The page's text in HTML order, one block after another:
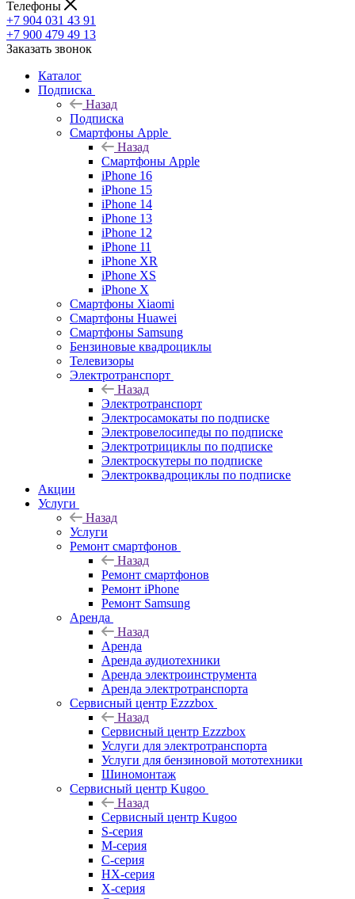
Телефоны
+7 904 031 43 91
+7 900 479 49 13
Заказать звонок
Каталог
Подписка
Назад
Подписка
Смартфоны Apple
Назад
Смартфоны Apple
iPhone 16
iPhone 15
iPhone 14
iPhone 13
iPhone 12
iPhone 11
iPhone XR
iPhone XS
iPhone X
Смартфоны Xiaomi
Смартфоны Huawei
Смартфоны Samsung
Бензиновые квадроциклы
Телевизоры
Электротранспорт
Назад
Электротранспорт
Электросамокаты по подписке
Электровелосипеды по подписке
Электротрициклы по подписке
Электроскутеры по подписке
Электроквадроциклы по подписке
Акции
Услуги
Назад
Услуги
Ремонт смартфонов
Назад
Ремонт смартфонов
Ремонт iPhone
Ремонт Samsung
Аренда
Назад
Аренда
Аренда аудиотехники
Аренда электроинструмента
Аренда электротранспорта
Сервисный центр Ezzzbox
Назад
Сервисный центр Ezzzbox
Услуги для электротранспорта
Услуги для бензиновой мототехники
Шиномонтаж
Сервисный центр Kugoo
Назад
Сервисный центр Kugoo
S-cерия
M-серия
С-серия
HX-серия
X-серия